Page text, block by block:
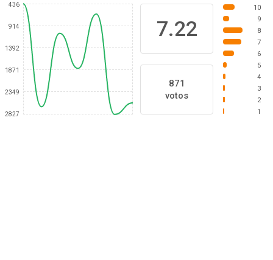
436
914
1392
1871
2349
2827
7.22
871
votos
10
9
8
7
6
5
4
3
2
1